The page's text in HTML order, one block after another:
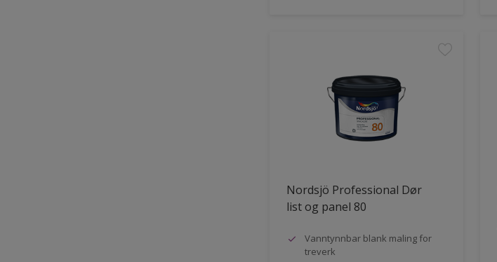
Nordsjö Professional Dør
list og panel 80
Vanntynnbar blank maling for
treverk